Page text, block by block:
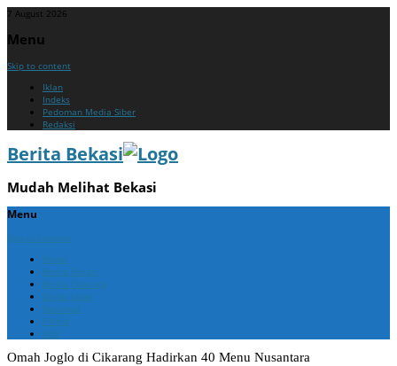
7 August 2026
Menu
Skip to content
Iklan
Indeks
Pedoman Media Siber
Redaksi
Berita Bekasi
Mudah Melihat Bekasi
Menu
Skip to content
Home
Berita Bekasi
Berita Cikarang
Berita Jabar
Nasional
Politik
ADV
Omah Joglo di Cikarang Hadirkan 40 Menu Nusantara